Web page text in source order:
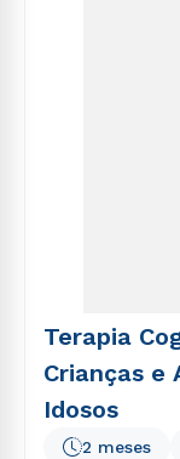
Terapia
Crianças e
Idosos
2 meses